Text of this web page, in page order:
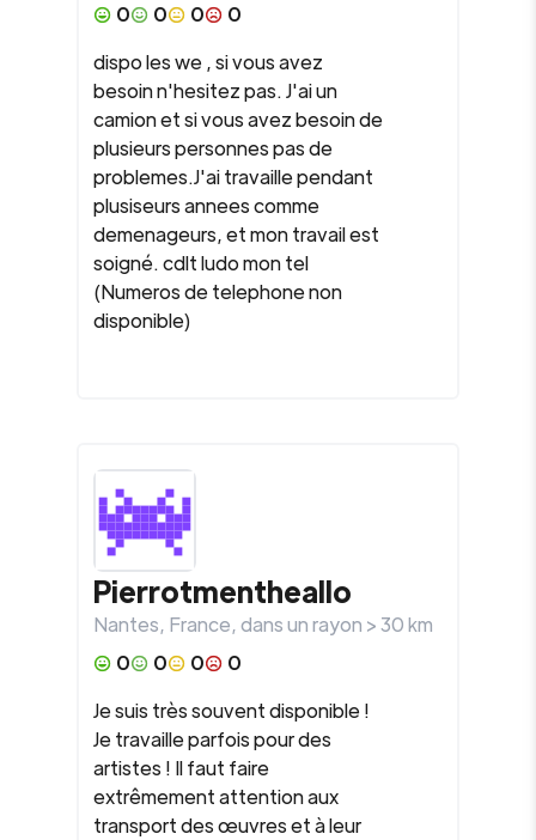
0
0 0
0
dispo les we , si vous avez
besoin n'hesitez pas. J'ai un
camion et si vous avez besoin de
plusieurs personnes pas de
problemes.J'ai travaille pendant
plusiseurs annees comme
demenageurs, et mon travail est
soigné. cdlt ludo mon tel
(Numeros de telephone non
disponible)
Pierrotmentheallo
Nantes, France, dans un rayon >30km
0
0 0
0
Je suis très souvent disponible !
Je travaille parfois pour des
artistes ! Il faut faire
extrêmement attention aux
transport des œuvres et à leur